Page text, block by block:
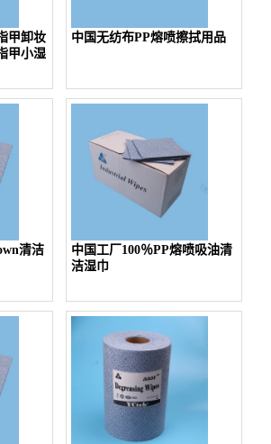
甲卸妆
甲小湿
中国无纺布PP熔喷擦拭用品
清洁
中国工厂100％PP熔喷吸油清
洁湿巾